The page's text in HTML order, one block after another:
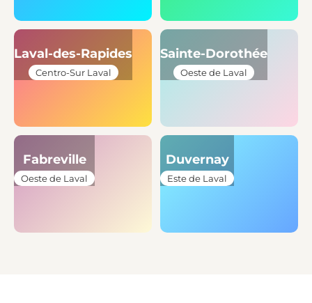
Laval-des-Rapides
Centro-Sur Laval
Sainte-Dorothée
Oeste de Laval
Fabreville
Oeste de Laval
Duvernay
Este de Laval